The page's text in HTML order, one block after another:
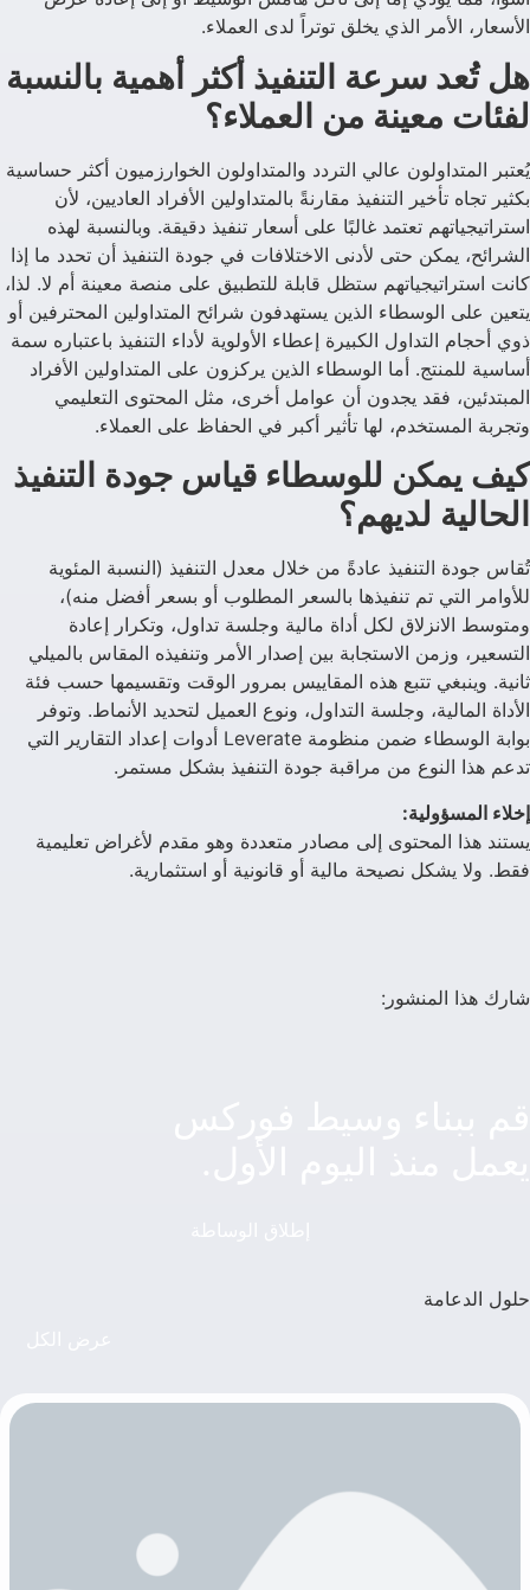
الأسعار، الأمر الذي يخلق توتراً لدى العملاء.
هل تُعد سرعة التنفيذ أكثر أهمية بالنسبة
لفئات معينة من العملاء؟
يُعتبر المتداولون عالي التردد والمتداولون الخوارزميون أكثر حساسية
بكثير تجاه تأخير التنفيذ مقارنةً بالمتداولين الأفراد العاديين، لأن
استراتيجياتهم تعتمد غالبًا على أسعار تنفيذ دقيقة. وبالنسبة لهذه
الشرائح، يمكن حتى لأدنى الاختلافات في جودة التنفيذ أن تحدد ما إذا
كانت استراتيجياتهم ستظل قابلة للتطبيق على منصة معينة أم لا. لذا،
يتعين على الوسطاء الذين يستهدفون شرائح المتداولين المحترفين أو
ذوي أحجام التداول الكبيرة إعطاء الأولوية لأداء التنفيذ باعتباره سمة
أساسية للمنتج. أما الوسطاء الذين يركزون على المتداولين الأفراد
المبتدئين، فقد يجدون أن عوامل أخرى، مثل المحتوى التعليمي
وتجربة المستخدم، لها تأثير أكبر في الحفاظ على العملاء.
كيف يمكن للوسطاء قياس جودة التنفيذ
الحالية لديهم؟
تُقاس جودة التنفيذ عادةً من خلال معدل التنفيذ (النسبة المئوية
للأوامر التي تم تنفيذها بالسعر المطلوب أو بسعر أفضل منه)،
ومتوسط الانزلاق لكل أداة مالية وجلسة تداول، وتكرار إعادة
التسعير، وزمن الاستجابة بين إصدار الأمر وتنفيذه المقاس بالميلي
ثانية. وينبغي تتبع هذه المقاييس بمرور الوقت وتقسيمها حسب فئة
الأداة المالية، وجلسة التداول، ونوع العميل لتحديد الأنماط. وتوفر
بوابة الوسطاء ضمن منظومة Leverate أدوات إعداد التقارير التي
تدعم هذا النوع من مراقبة جودة التنفيذ بشكل مستمر.
إخلاء المسؤولية:
يستند هذا المحتوى إلى مصادر متعددة وهو مقدم لأغراض تعليمية
فقط. ولا يشكل نصيحة مالية أو قانونية أو استثمارية.
شارك هذا المنشور:
حلول الدعامة